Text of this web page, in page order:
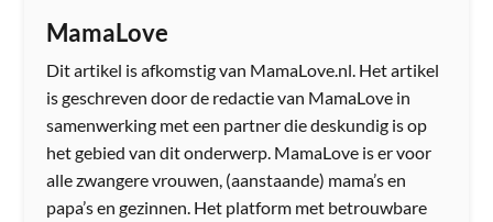
MamaLove
Dit artikel is afkomstig van MamaLove.nl. Het artikel
is geschreven door de redactie van MamaLove in
samenwerking met een partner die deskundig is op
het gebied van dit onderwerp. MamaLove is er voor
alle zwangere vrouwen, (aanstaande) mama’s en
papa’s en gezinnen. Het platform met betrouwbare